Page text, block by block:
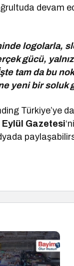
devam
logolarla,
gücü,
tam da bu
yeni bir soluk
Türkiye’ye
Eylül Gazetesi